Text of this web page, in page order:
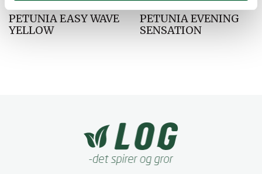
PETUNIA EASY WAVE
YELLOW
PETUNIA EVENING
SENSATION